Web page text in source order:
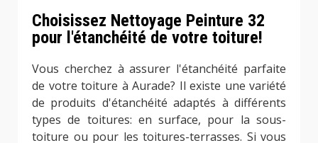
Choisissez Nettoyage Peinture 32
pour l'étanchéité de votre toiture!
Vous cherchez à assurer l'étanchéité parfaite
de votre toiture à Aurade? Il existe une variété
de produits d'étanchéité adaptés à différents
types de toitures: en surface, pour la sous-
toiture ou pour les toitures-terrasses. Si vous